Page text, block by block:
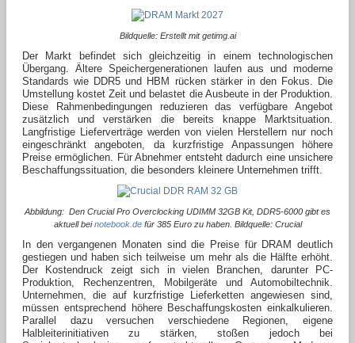
Bildquelle: Erstellt mit getimg.ai
Der Markt befindet sich gleichzeitig in einem technologischen
Übergang. Ältere Speichergenerationen laufen aus und moderne
Standards wie DDR5 und HBM rücken stärker in den Fokus. Die
Umstellung kostet Zeit und belastet die Ausbeute in der Produktion.
Diese Rahmenbedingungen reduzieren das verfügbare Angebot
zusätzlich und verstärken die bereits knappe Marktsituation.
Langfristige Lieferverträge werden von vielen Herstellern nur noch
eingeschränkt angeboten, da kurzfristige Anpassungen höhere
Preise ermöglichen. Für Abnehmer entsteht dadurch eine unsichere
Beschaffungssituation, die besonders kleinere Unternehmen trifft.
Abbildung: Den Crucial Pro Overclocking UDIMM 32GB Kit, DDR5-6000 gibt es
aktuell beinotebook.defür 385 Euro zu haben. Bildquelle: Crucial
In den vergangenen Monaten sind die Preise für DRAM deutlich
gestiegen und haben sich teilweise um mehr als die Hälfte erhöht.
Der Kostendruck zeigt sich in vielen Branchen, darunter PC-
Produktion, Rechenzentren, Mobilgeräte und Automobiltechnik.
Unternehmen, die auf kurzfristige Lieferketten angewiesen sind,
müssen entsprechend höhere Beschaffungskosten einkalkulieren.
Parallel dazu versuchen verschiedene Regionen, eigene
Halbleiterinitiativen zu stärken, stoßen jedoch bei